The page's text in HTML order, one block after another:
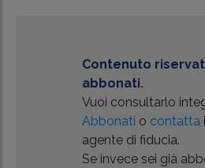
Contenuto
abbonati.
Vuoi consultarlo
Abbonati o contatta
agente di fiducia.
Se invece sei già